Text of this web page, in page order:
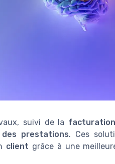
suivi de la facturation
prestations. Ces
client grâce à une